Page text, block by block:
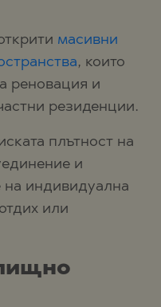
масивни
, които
реновация и
резиденции.
плътност на
и
на индивидуална
или